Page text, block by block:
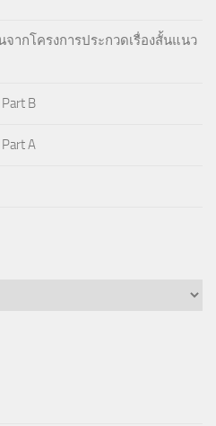
จากโครงการประกวดเรื่องสั้นแนว
B
A